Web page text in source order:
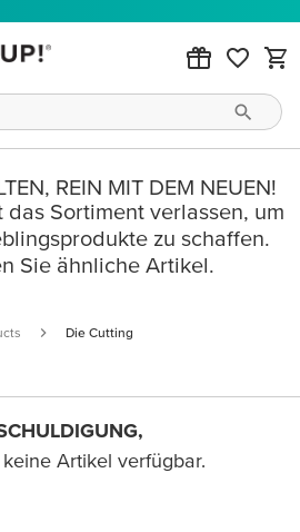
REIN MIT DEM NEUEN!
das Sortiment verlassen, um
zu schaffen.
Sie ähnliche Artikel.
Die Cutting
Artikel verfügbar.